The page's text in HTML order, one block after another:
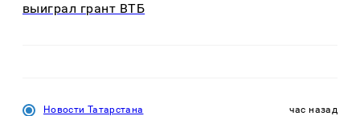
выиграл грант ВТБ
Новости Татарстана час назад